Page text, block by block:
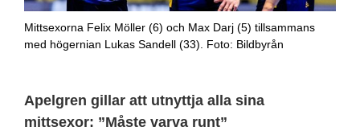
Mittsexorna Felix Möller (6) och Max Darj (5) tillsammans
med högernian Lukas Sandell (33). Foto: Bildbyrån
Apelgren gillar att utnyttja alla sina
mittsexor: ”Måste varva runt”